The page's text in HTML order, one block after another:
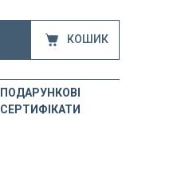
КОШИК
ПОДАРУНКОВІ
СЕРТИФІКАТИ